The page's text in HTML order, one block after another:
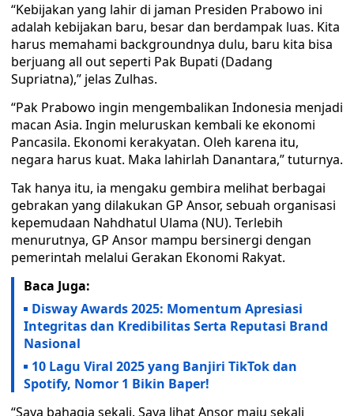
“Kebijakan yang lahir di jaman Presiden Prabowo ini
adalah kebijakan baru, besar dan berdampak luas. Kita
harus memahami backgroundnya dulu, baru kita bisa
berjuang all out seperti Pak Bupati (Dadang
Supriatna),” jelas Zulhas.
“Pak Prabowo ingin mengembalikan Indonesia menjadi
macan Asia. Ingin meluruskan kembali ke ekonomi
Pancasila. Ekonomi kerakyatan. Oleh karena itu,
negara harus kuat. Maka lahirlah Danantara,” tuturnya.
Tak hanya itu, ia mengaku gembira melihat berbagai
gebrakan yang dilakukan GP Ansor, sebuah organisasi
kepemudaan Nahdhatul Ulama (NU). Terlebih
menurutnya, GP Ansor mampu bersinergi dengan
pemerintah melalui Gerakan Ekonomi Rakyat.
Baca Juga:
Disway Awards 2025: Momentum Apresiasi
Integritas dan Kredibilitas Serta Reputasi Brand
Nasional
10 Lagu Viral 2025 yang Banjiri TikTok dan
Spotify, Nomor 1 Bikin Baper!
“Saya bahagia sekali. Saya lihat Ansor maju sekali